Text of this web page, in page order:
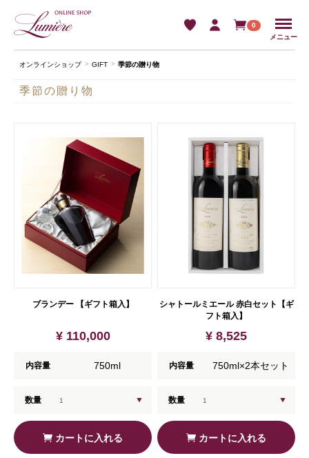
0
メニュー
オンラインショップ GIFT 季節の贈り物
季節の贈り物
ブランデー 【ギフト箱入】
¥ 110,000
内容量 750ml
数量
カートに入れる
シャトールミエール 赤白セット【ギ
フト箱入】
¥ 8,525
内容量 750ml×2本セット
数量
カートに入れる